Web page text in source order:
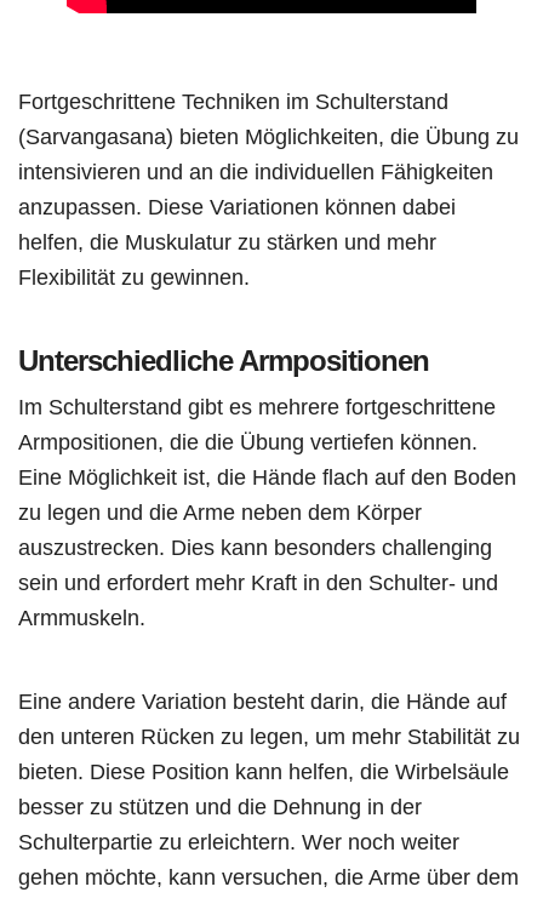
Fortgeschrittene Techniken im Schulterstand
(Sarvangasana) bieten Möglichkeiten, die Übung zu
intensivieren und an die individuellen Fähigkeiten
anzupassen. Diese Variationen können dabei
helfen, die Muskulatur zu stärken und mehr
Flexibilität zu gewinnen.
Unterschiedliche Armpositionen
Im Schulterstand gibt es mehrere fortgeschrittene
Armpositionen, die die Übung vertiefen können.
Eine Möglichkeit ist, die Hände flach auf den Boden
zu legen und die Arme neben dem Körper
auszustrecken. Dies kann besonders challenging
sein und erfordert mehr Kraft in den Schulter- und
Armmuskeln.
Eine andere Variation besteht darin, die Hände auf
den unteren Rücken zu legen, um mehr Stabilität zu
bieten. Diese Position kann helfen, die Wirbelsäule
besser zu stützen und die Dehnung in der
Schulterpartie zu erleichtern. Wer noch weiter
gehen möchte, kann versuchen, die Arme über dem